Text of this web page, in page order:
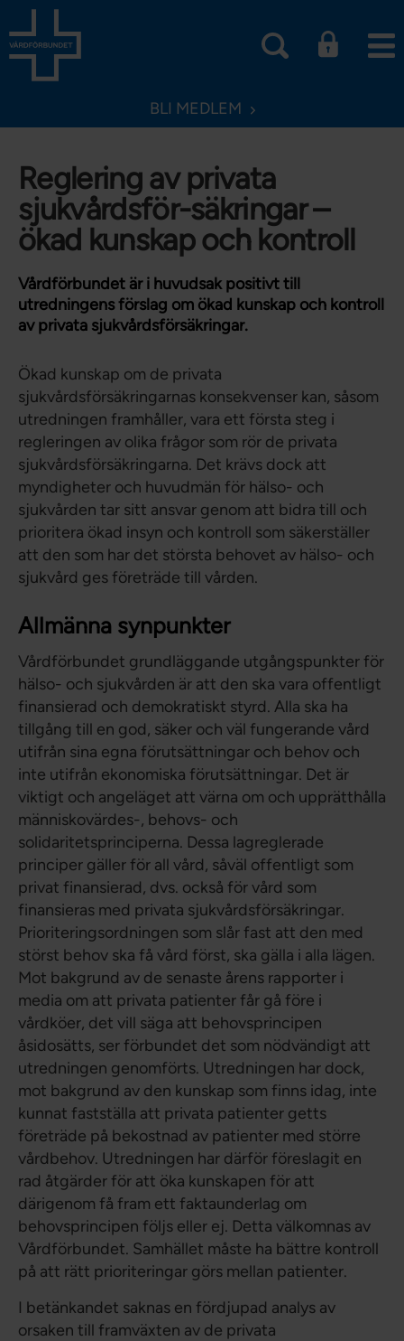
BLI MEDLEM
Reglering av privata
sjukvårdsför-säkringar –
ökad kunskap och kontroll
Vårdförbundet är i huvudsak positivt till
utredningens förslag om ökad kunskap och kontroll
av privata sjukvårdsförsäkringar.
Ökad kunskap om de privata
sjukvårdsförsäkringarnas konsekvenser kan, såsom
utredningen framhåller, vara ett första steg i
regleringen av olika frågor som rör de privata
sjukvårdsförsäkringarna. Det krävs dock att
myndigheter och huvudmän för hälso- och
sjukvården tar sitt ansvar genom att bidra till och
prioritera ökad insyn och kontroll som säkerställer
att den som har det största behovet av hälso- och
sjukvård ges företräde till vården.
Allmänna synpunkter
Vårdförbundet grundläggande utgångspunkter för
hälso- och sjukvården är att den ska vara offentligt
finansierad och demokratiskt styrd. Alla ska ha
tillgång till en god, säker och väl fungerande vård
utifrån sina egna förutsättningar och behov och
inte utifrån ekonomiska förutsättningar. Det är
viktigt och angeläget att värna om och upprätthålla
människovärdes-, behovs- och
solidaritetsprinciperna. Dessa lagreglerade
principer gäller för all vård, såväl offentligt som
privat finansierad, dvs. också för vård som
finansieras med privata sjukvårdsförsäkringar.
Prioriteringsordningen som slår fast att den med
störst behov ska få vård först, ska gälla i alla lägen.
Mot bakgrund av de senaste årens rapporter i
media om att privata patienter får gå före i
vårdköer, det vill säga att behovsprincipen
åsidosätts, ser förbundet det som nödvändigt att
utredningen genomförts. Utredningen har dock,
mot bakgrund av den kunskap som finns idag, inte
kunnat fastställa att privata patienter getts
företräde på bekostnad av patienter med större
vårdbehov. Utredningen har därför föreslagit en
rad åtgärder för att öka kunskapen för att
därigenom få fram ett faktaunderlag om
behovsprincipen följs eller ej. Detta välkomnas av
Vårdförbundet. Samhället måste ha bättre kontroll
på att rätt prioriteringar görs mellan patienter.
I betänkandet saknas en fördjupad analys av
orsaken till framväxten av de privata